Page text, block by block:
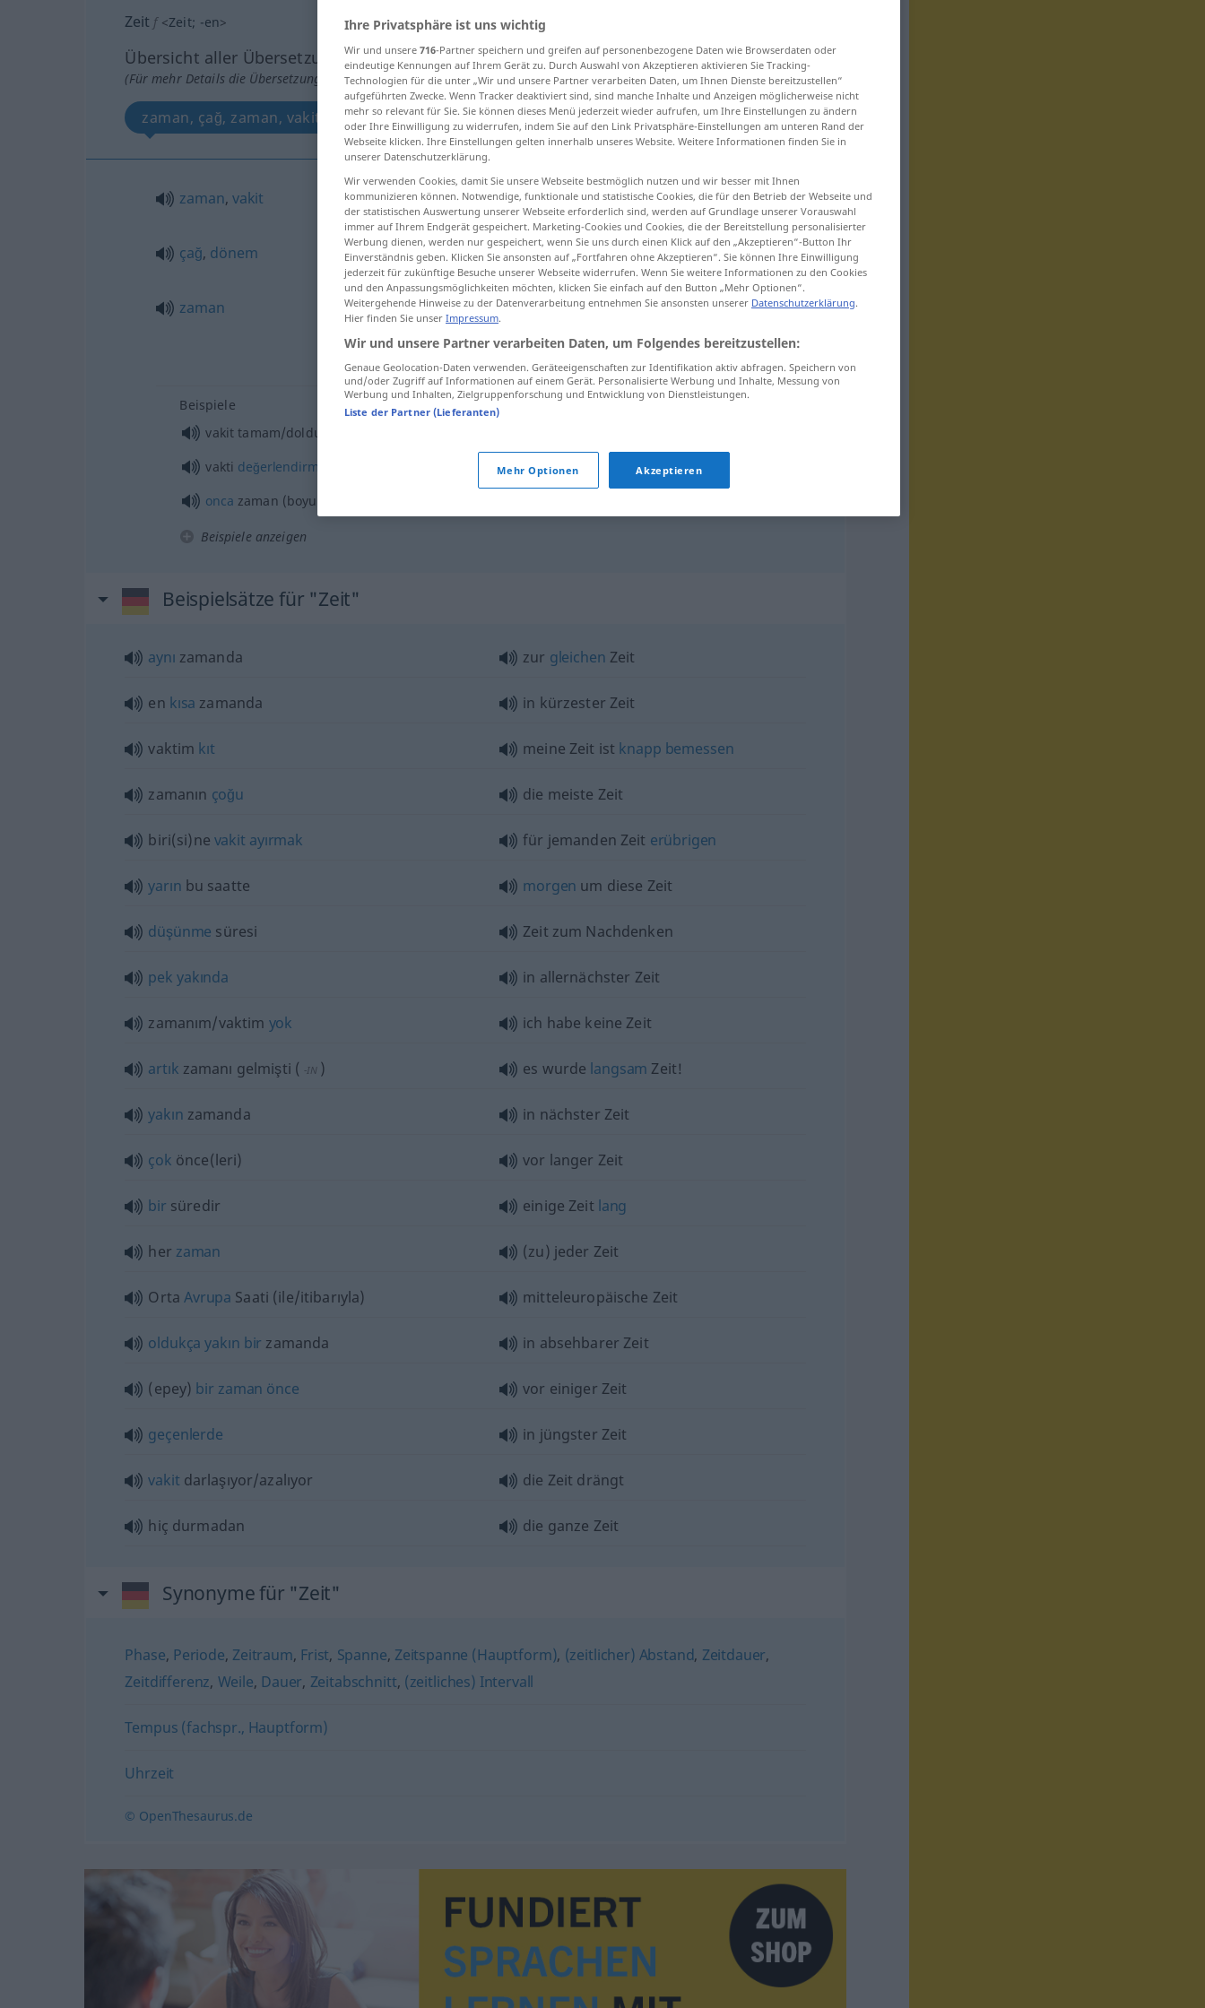
Zeit f <Zeit; -en>
Übersicht aller Übersetzungen
(Für mehr Details die Übersetzung anklicken/antippen)
zaman, çağ, zaman, vakit, dönem
zaman, vakit Zeit
çağ, dönem Zeit (Zeitalter)a.
zaman Zeit GRAM
zurzeit “
Beispiele
vakit tamam/doldu
vakti değerlendirmek die Zeit
nutzen
onca zaman (boyunca)
Beispiele anzeigen
Beispielsätze für "Zeit"
aynı zamanda zur gleichen Zeit
en kısa zamanda in kürzester Zeit
vaktim kıt meine Zeit ist knapp bemessen
zamanın çoğu die meiste Zeit
biri(si)ne vakit ayırmak für jemanden Zeit erübrigen
yarın bu saatte morgen um diese Zeit
düşünme süresi Zeit zum Nachdenken
pek yakında in allernächster Zeit
zamanım/vaktim yok ich habe keine Zeit
artık zamanı gelmişti ( -IN ) es wurde langsam Zeit!
yakın zamanda in nächster Zeit
çok önce(leri) vor langer Zeit
bir süredir einige Zeit lang
her zaman (zu) jeder Zeit
OrtaAvrupa Saati (ile/itibarıyla) mitteleuropäische Zeit
oldukça yakın bir zamanda in absehbarer Zeit
(epey) bir zaman önce vor einiger Zeit
geçenlerde in jüngster Zeit
vakit darlaşıyor/azalıyor die Zeit drängt
hiç durmadan die ganze Zeit
Synonyme für "Zeit"
Phase, Periode, Zeitraum, Frist, Spanne, Zeitspanne (Hauptform), (zeitlicher) Abstand, Zeitdauer,
Zeitdifferenz, Weile, Dauer, Zeitabschnitt, (zeitliches) Intervall
Tempus (fachspr., Hauptform)
Uhrzeit
© OpenThesaurus.de
Ihre Privatsphäre ist uns wichtig
Wir und unsere 716-Partner speichern und greifen auf personenbezogene Daten wie Browserdaten oder
eindeutige Kennungen auf Ihrem Gerät zu. Durch Auswahl von Akzeptieren aktivieren Sie Tracking-
Technologien für die unter „Wir und unsere Partner verarbeiten Daten, um Ihnen Dienste bereitzustellen“
aufgeführten Zwecke. Wenn Tracker deaktiviert sind, sind manche Inhalte und Anzeigen möglicherweise nicht
mehr so relevant für Sie. Sie können dieses Menü jederzeit wieder aufrufen, um Ihre Einstellungen zu ändern
oder Ihre Einwilligung zu widerrufen, indem Sie auf den Link Privatsphäre-Einstellungen am unteren Rand der
Webseite klicken. Ihre Einstellungen gelten innerhalb unseres Website. Weitere Informationen finden Sie in
unserer Datenschutzerklärung.
Wir verwenden Cookies, damit Sie unsere Webseite bestmöglich nutzen und wir besser mit Ihnen
kommunizieren können. Notwendige, funktionale und statistische Cookies, die für den Betrieb der Webseite und
der statistischen Auswertung unserer Webseite erforderlich sind, werden auf Grundlage unserer Vorauswahl
immer auf Ihrem Endgerät gespeichert. Marketing-Cookies und Cookies, die der Bereitstellung personalisierter
Werbung dienen, werden nur gespeichert, wenn Sie uns durch einen Klick auf den „Akzeptieren“-Button Ihr
Einverständnis geben. Klicken Sie ansonsten auf „Fortfahren ohne Akzeptieren“. Sie können Ihre Einwilligung
jederzeit für zukünftige Besuche unserer Webseite widerrufen. Wenn Sie weitere Informationen zu den Cookies
und den Anpassungsmöglichkeiten möchten, klicken Sie einfach auf den Button „Mehr Optionen“.
Weitergehende Hinweise zu der Datenverarbeitung entnehmen Sie ansonsten unserer Datenschutzerklärung.
Hier finden Sie unser Impressum.
Wir und unsere Partner verarbeiten Daten, um Folgendes bereitzustellen:
Genaue Geolocation-Daten verwenden. Geräteeigenschaften zur Identifikation aktiv abfragen. Speichern von
und/oder Zugriff auf Informationen auf einem Gerät. Personalisierte Werbung und Inhalte, Messung von
Werbung und Inhalten, Zielgruppenforschung und Entwicklung von Dienstleistungen.
Liste der Partner (Lieferanten)
Mehr Optionen Akzeptieren